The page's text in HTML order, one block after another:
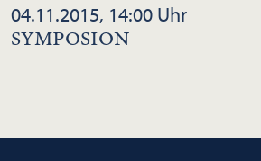
04.11.2015, 14:00 Uhr
SYMPOSION